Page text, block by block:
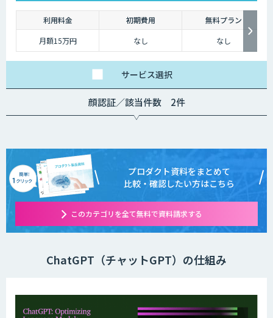
利用料金 初期費用
無料プラン
月額15万円
なし なし
サービス選択
顔認証／該当件数 2件
プロダクト資料をまとめて
比較・確認したい方はこちら
このカテゴリを全て無料で資料請求する
ChatGPT（チャットGPT）の仕組み